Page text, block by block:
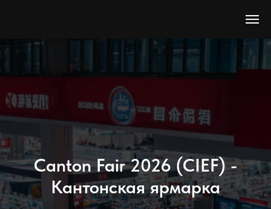
Canton Fair 2026 (CIEF) -
Кантонская ярмарка